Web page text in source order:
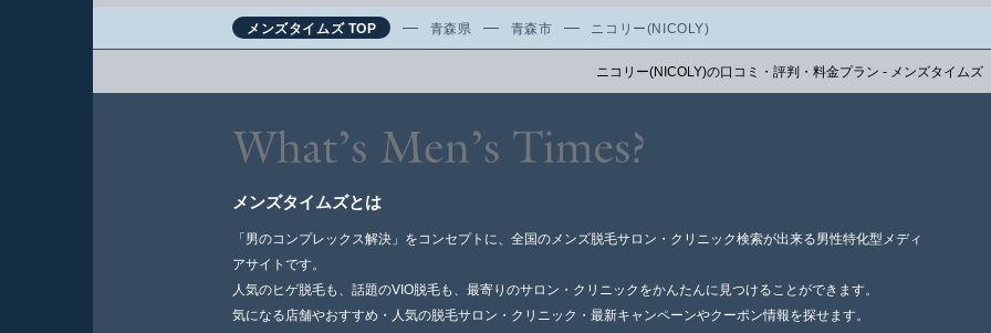
メンズタイムズ TOP 青森県 青森市 ニコリー(NICOLY)
ニコリー(NICOLY)の口コミ・評判・料金プラン - メンズタイムズ
メンズタイムズとは
「男のコンプレックス解決」をコンセプトに、全国のメンズ脱毛サロン・クリニック検索が出来る男性特化型メディ
アサイトです。
人気のヒゲ脱毛も、話題のVIO脱毛も、最寄りのサロン・クリニックをかんたんに見つけることができます。
気になる店舗やおすすめ・人気の脱毛サロン・クリニック・最新キャンペーンやクーポン情報を探せます。